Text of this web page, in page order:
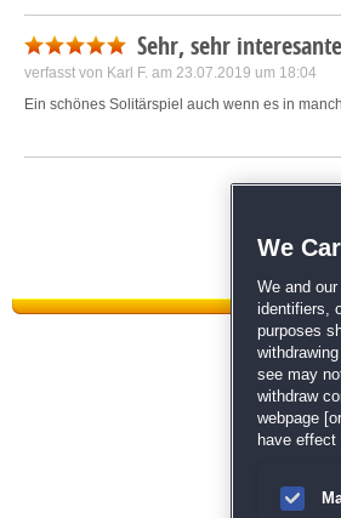
Sehr, sehr
verfasst von Karl F. am 23.07.2019 um 18:04
Ein schönes Solitärspiel auch wenn es in
We
We and our
identifiers,
purposes
see may
withdraw
webpage
have